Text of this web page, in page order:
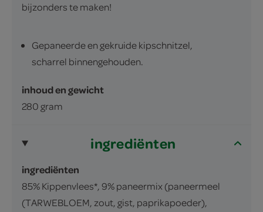
bijzonders te maken!
Gepaneerde en gekruide kipschnitzel,
scharrel binnengehouden.
inhoud en gewicht
280 gram
ingrediënten
ingrediënten
85% Kippenvlees*, 9% paneermix (paneermeel
(TARWEBLOEM, zout, gist, paprikapoeder),